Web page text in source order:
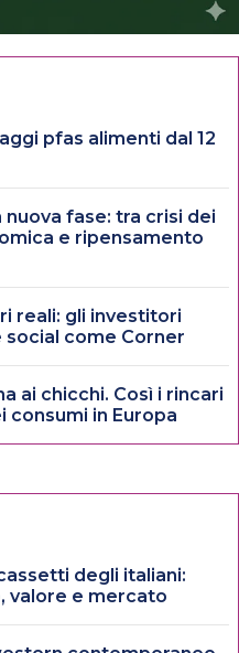
pfas alimenti dal 12
nuova fase: tra crisi dei
e ripensamento
reali: gli investitori
come Corner
ai chicchi. Così i rincari
in Europa
degli italiani:
valore e mercato